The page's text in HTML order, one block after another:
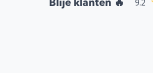
Blije klanten 🔥 9.2